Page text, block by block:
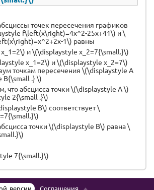
точек пересечения графиков
f\left(x\right)=4x^2-25x+41\) и \
1\) равны
и \(\displaystyle x_2=7{\small.}\)
x_1=2\) и \(\displaystyle x_2=7\)
точкам пересечения \(\displaystyle A
B{\small .} \)
что абсцисса точки \(\displaystyle A \)
2{\small .}\)
B\) соответствует \
точки \(\displaystyle B\) равна \
7{\small.}\)
версии Соглашения